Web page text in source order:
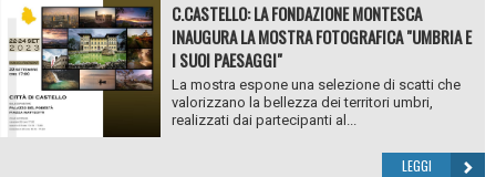
C.CASTELLO: LA FONDAZIONE MONTESCA
INAUGURA LA MOSTRA FOTOGRAFICA "UMBRIA E
I SUOI PAESAGGI"
La mostra espone una selezione di scatti che
valorizzano la bellezza dei territori umbri,
realizzati dai partecipanti al...
LEGGI